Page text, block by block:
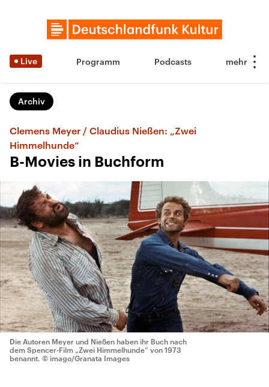
Live Programm Podcasts
Archiv
Clemens Meyer / Claudius Nießen: „Zwei
Himmelhunde“
B-Movies in Buchform
Die Autoren Meyer und Nießen haben ihr Buch nach
dem Spencer-Film „Zwei Himmelhunde“ von 1973
benannt. © imago/Granata Images